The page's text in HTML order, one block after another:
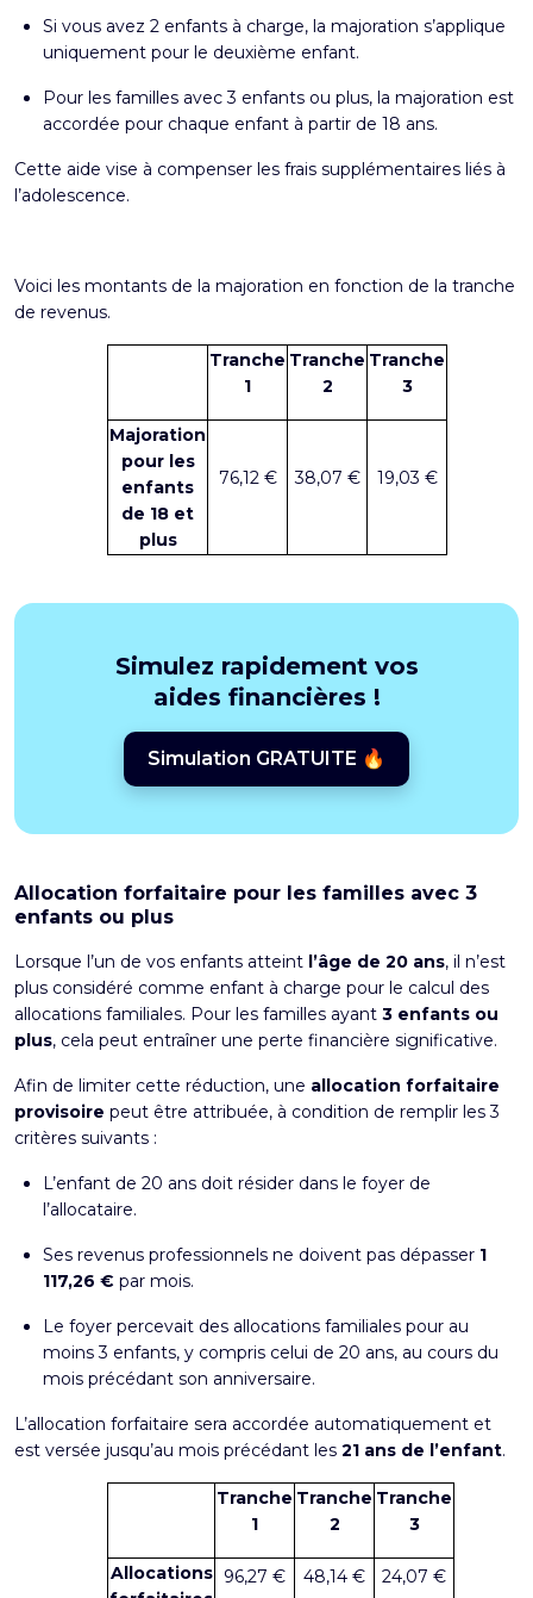
Si vous avez 2 enfants à charge, la majoration s’applique
uniquement pour le deuxième enfant.
Pour les familles avec 3 enfants ou plus, la majoration est
accordée pour chaque enfant à partir de 18 ans.
Cette aide vise à compenser les frais supplémentaires liés à
l’adolescence.
Voici les montants de la majoration en fonction de la tranche
de revenus.
Tranche
1
Tranche
2
Tranche
3
Majoration
pour les
enfants
de 18 et
plus
76,12 € 38,07 € 19,03 €
Simulez rapidement vos
aides financières !
Simulation GRATUITE 🔥
Allocation forfaitaire pour les familles avec 3
enfants ou plus
Lorsque l’un de vos enfants atteint l’âge de 20 ans, il n’est
plus considéré comme enfant à charge pour le calcul des
allocations familiales. Pour les familles ayant 3 enfants ou
plus, cela peut entraîner une perte financière significative.
Afin de limiter cette réduction, une allocation forfaitaire
provisoire peut être attribuée, à condition de remplir les 3
critères suivants :
L’enfant de 20 ans doit résider dans le foyer de
l’allocataire.
Ses revenus professionnels ne doivent pas dépasser 1
117,26 € par mois.
Le foyer percevait des allocations familiales pour au
moins 3 enfants, y compris celui de 20 ans, au cours du
mois précédant son anniversaire.
L’allocation forfaitaire sera accordée automatiquement et
est versée jusqu’au mois précédant les 21 ans de l’enfant.
Tranche
1
Tranche
2
Tranche
3
Allocations 96,27 € 48,14 € 24,07 €